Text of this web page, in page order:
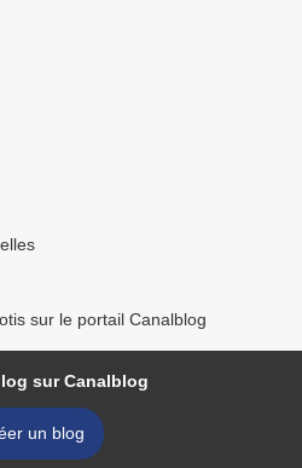
sur le portail Canalblog
sur Canalblog
un blog